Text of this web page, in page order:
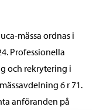
mässa ordnas i
Professionella
och rekrytering i
6 r 71.
anföranden på